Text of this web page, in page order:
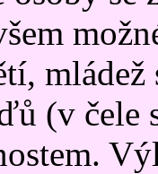
mládež
(v čele